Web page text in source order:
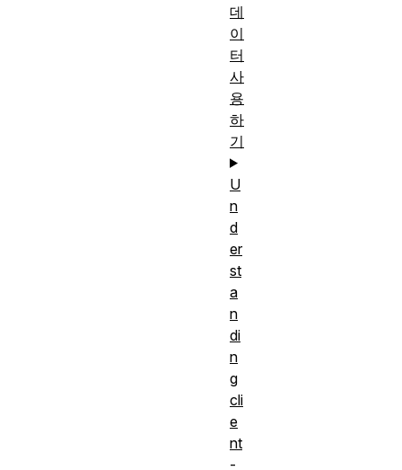
데
이
터
사
용
하
기
U
n
d
er
st
a
n
di
n
g
cli
e
nt
-